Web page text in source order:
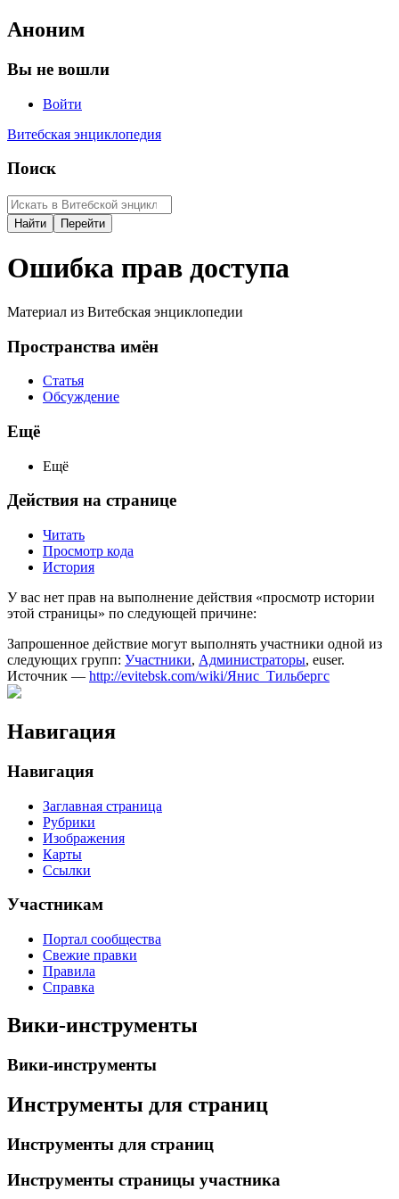
Аноним
Вы не вошли
Войти
Витебская энциклопедия
Поиск
Ошибка прав доступа
Материал из Витебская энциклопедии
Пространства имён
Статья
Обсуждение
Ещё
Ещё
Действия на странице
Читать
Просмотр кода
История
У вас нет прав на выполнение действия «просмотр истории
этой страницы» по следующей причине:
Запрошенное действие могут выполнять участники одной из
следующих групп: Участники, Администраторы, euser.
Источник — http://evitebsk.com/wiki/Янис_Тильбергс
Навигация
Навигация
Заглавная страница
Рубрики
Изображения
Карты
Ссылки
Участникам
Портал сообщества
Свежие правки
Правила
Справка
Вики-инструменты
Вики-инструменты
Инструменты для страниц
Инструменты для страниц
Инструменты страницы участника